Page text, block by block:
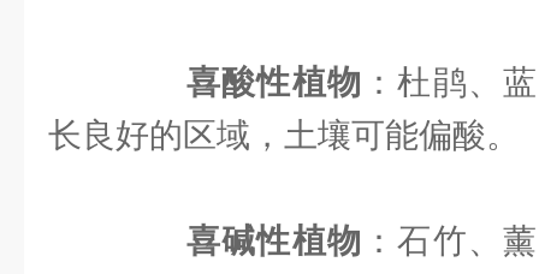
喜酸性植物 ：杜鹃、
长良好的区域，土壤可能偏酸。
喜碱性植物 ：石竹、